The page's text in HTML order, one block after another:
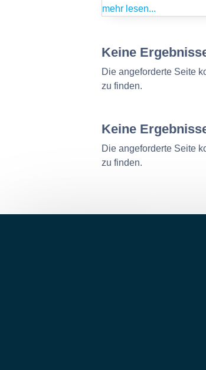
mehr lesen...
Keine
Die angeforderte Seite
zu finden.
Keine
Die angeforderte Seite
zu finden.